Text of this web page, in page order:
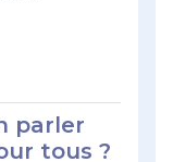
parler
tous ?